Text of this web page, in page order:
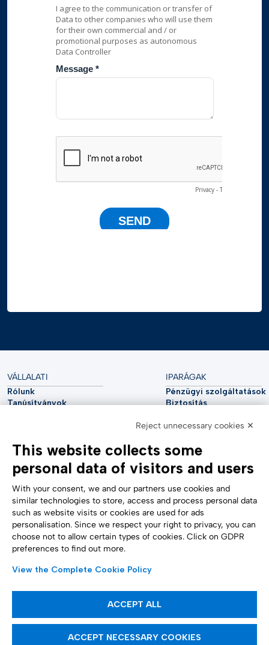
VÁLLALATI
Rólunk
Tanúsítványok
Impresszum
Accessibility Statement
IPARÁGAK
Pénzügyi szolgáltatások
Biztosítás
Autóipar
Élettudományok
Egészségügy
TÁMOGATÁS
Kapcsolatfelvétel
Bejelentés
Süti beállítások
Űrlapok
KÖVESS MINKET
FIZETÉSI MÓDOK
Tinexta Infocert S.p.A. Társaság a Tinexta S.p.A. irányítása és koordinációja
Reject unnecessary cookies ✕
This website collects some
personal data of visitors and users
With your consent, we and our partners use cookies and
similar technologies to store, access and process personal data
such as website visits or cookies are used for ads
personalisation. Since we respect your right to privacy, you can
choose not to allow certain types of cookies. Click on GDPR
preferences to find out more.
View the Complete Cookie Policy
ACCEPT ALL
ACCEPT NECESSARY COOKIES